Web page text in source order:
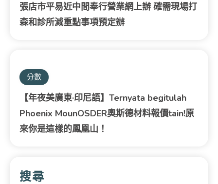
張店市平易近中間奉行營業網上辦 確需現場打
森和診所減重點事項預定辦
分數
【年夜美廣東·印尼語】Ternyata begitulah
Phoenix MounOSDER奧斯德材料報價tain!原
來你是這樣的鳳凰山！
搜尋